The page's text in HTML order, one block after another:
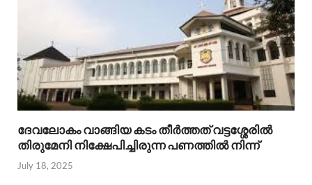
ദേവലോകം വാങ്ങിയ കടം തീര്‍ത്തത് വട്ടശ്ശേരില്‍
തിരുമേനി നിക്ഷേപിച്ചിരുന്ന പണത്തില്‍ നിന്ന്
July 18, 2025